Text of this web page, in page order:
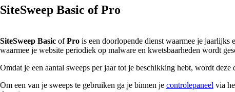
SiteSweep Basic of Pro
SiteSweep Basic ofPro is een doorlopende dienst waarmee je jaarlijks
waarmee je website periodiek op malware en kwetsbaarheden wordt
Omdat je een aantal sweeps per jaar tot je beschikking hebt, wordt deze
Om een van je sweeps te gebruiken ga je binnen je controlepaneel via